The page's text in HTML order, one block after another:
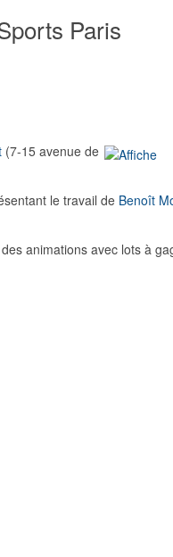
Paris
(7-15 avenue de
le travail de Benoît
animations avec lots à